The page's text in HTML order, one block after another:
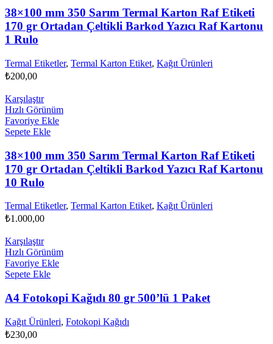
38×100 mm 350 Sarım Termal Karton Raf Etiketi
170 gr Ortadan Çeltikli Barkod Yazıcı Raf Kartonu
1 Rulo
Termal Etiketler, Termal Karton Etiket, Kağıt Ürünleri
₺200,00
Karşılaştır
Hızlı Görünüm
Favoriye Ekle
Sepete Ekle
38×100 mm 350 Sarım Termal Karton Raf Etiketi
170 gr Ortadan Çeltikli Barkod Yazıcı Raf Kartonu
10 Rulo
Termal Etiketler, Termal Karton Etiket, Kağıt Ürünleri
₺1.000,00
Karşılaştır
Hızlı Görünüm
Favoriye Ekle
Sepete Ekle
A4 Fotokopi Kağıdı 80 gr 500’lü 1 Paket
Kağıt Ürünleri, Fotokopi Kağıdı
₺230,00